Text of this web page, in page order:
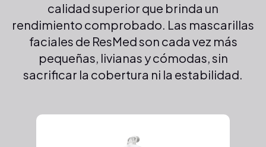
calidad superior que brinda un
rendimiento comprobado. Las mascarillas
faciales de ResMed son cada vez más
pequeñas, livianas y cómodas, sin
sacrificar la cobertura ni la estabilidad.